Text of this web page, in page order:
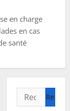
en charge
en cas
santé